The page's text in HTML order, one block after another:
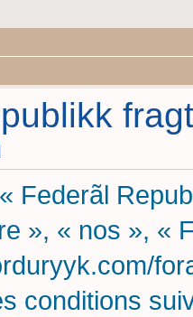
Federãl
», « nos », «
conditions